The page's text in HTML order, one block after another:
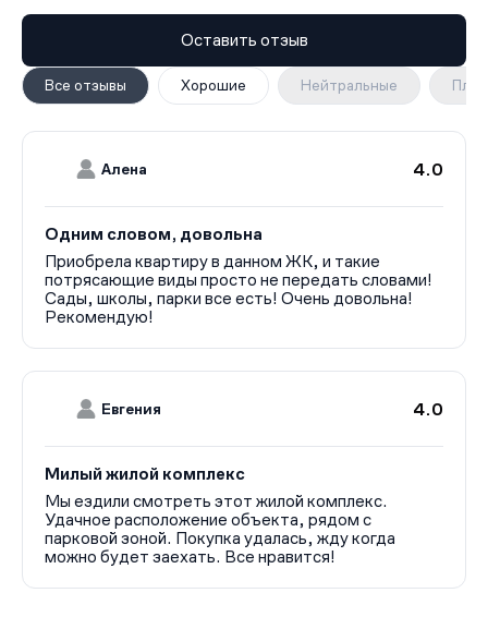
Все отзывы Хорошие Нейтральные
Оставить отзыв
Алена 4.0
Одним словом, довольна
Приобрела квартиру в данном ЖК, и такие
потрясающие виды просто не передать словами!
Сады, школы, парки все есть! Очень довольна!
Рекомендую!
Евгения 4.0
Милый жилой комплекс
Мы ездили смотреть этот жилой комплекс.
Удачное расположение объекта, рядом с
парковой зоной. Покупка удалась, жду когда
можно будет заехать. Все нравится!